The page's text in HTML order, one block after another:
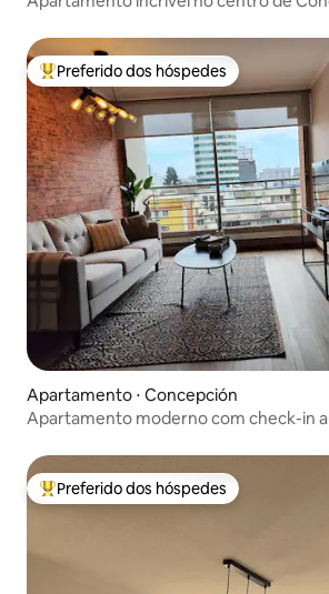
Entre os melhores preferidos dos
Preferido dos hóspedes
Apartamento ⋅ Concepción
Apartamento moderno com check-in
Entre os melhores preferidos dos
Preferido dos hóspedes